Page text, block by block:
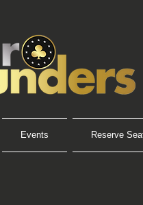
Events Reserve